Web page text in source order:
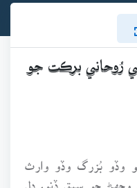
رُوحاني برڪت جو
وڏو بُزرگ وڏو وارث
وجهڻ جو سبق ڏنو، دِل